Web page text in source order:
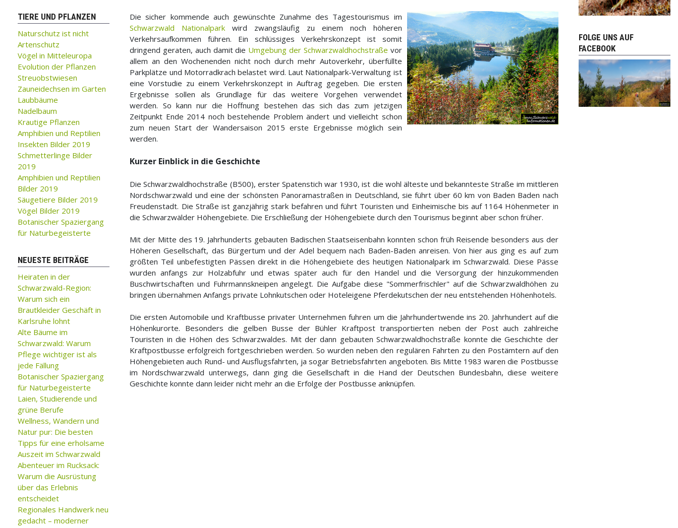
TIERE UND PFLANZEN
Naturschutz ist nicht
Artenschutz
Vögel in Mitteleuropa
Evolution der Pflanzen
Streuobstwiesen
Zauneidechsen im Garten
Laubbäume
Nadelbaum
Krautige Pflanzen
Amphibien und Reptilien
Insekten Bilder 2019
Schmetterlinge Bilder
2019
Amphibien und Reptilien
Bilder 2019
Säugetiere Bilder 2019
Vögel Bilder 2019
Botanischer Spaziergang
für Naturbegeisterte
NEUESTE BEITRÄGE
Heiraten in der
Schwarzwald-Region:
Warum sich ein
Brautkleider Geschäft in
Karlsruhe lohnt
Alte Bäume im
Schwarzwald: Warum
Pflege wichtiger ist als
jede Fällung
Botanischer Spaziergang
für Naturbegeisterte
Laien, Studierende und
grüne Berufe
Wellness, Wandern und
Natur pur: Die besten
Tipps für eine erholsame
Auszeit im Schwarzwald
Abenteuer im Rucksack:
Warum die Ausrüstung
über das Erlebnis
entscheidet
Regionales Handwerk neu
gedacht – moderner
Die sicher kommende auch gewünschte Zunahme des Tagestourismus im
Schwarzwald Nationalpark wird zwangsläufig zu einem noch höheren
Verkehrsaufkommen führen. Ein schlüssiges Verkehrskonzept ist somit
dringend geraten, auch damit die Umgebung der Schwarzwaldhochstraße vor
allem an den Wochenenden nicht noch durch mehr Autoverkehr, überfüllte
Parkplätze und Motorradkrach belastet wird. Laut Nationalpark-Verwaltung ist
eine Vorstudie zu einem Verkehrskonzept in Auftrag gegeben. Die ersten
Ergebnisse sollen als Grundlage für das weitere Vorgehen verwendet
werden. So kann nur die Hoffnung bestehen das sich das zum jetzigen
Zeitpunkt Ende 2014 noch bestehende Problem ändert und vielleicht schon
zum neuen Start der Wandersaison 2015 erste Ergebnisse möglich sein
werden.
Kurzer Einblick in die Geschichte
Die Schwarzwaldhochstraße (B500), erster Spatenstich war 1930, ist die wohl älteste und bekannteste Straße im mittleren
Nordschwarzwald und eine der schönsten Panoramastraßen in Deutschland, sie führt über 60 km von Baden Baden nach
Freudenstadt. Die Straße ist ganzjährig stark befahren und führt Touristen und Einheimische bis auf 1164 Höhenmeter in
die Schwarzwälder Höhengebiete. Die Erschließung der Höhengebiete durch den Tourismus beginnt aber schon früher.
Mit der Mitte des 19. Jahrhunderts gebauten Badischen Staatseisenbahn konnten schon früh Reisende besonders aus der
Höheren Gesellschaft, das Bürgertum und der Adel bequem nach Baden-Baden anreisen. Von hier aus ging es auf zum
größten Teil unbefestigten Pässen direkt in die Höhengebiete des heutigen Nationalpark im Schwarzwald. Diese Pässe
wurden anfangs zur Holzabfuhr und etwas später auch für den Handel und die Versorgung der hinzukommenden
Buschwirtschaften und Fuhrmannskneipen angelegt. Die Aufgabe diese "Sommerfrischler" auf die Schwarzwaldhöhen zu
bringen übernahmen Anfangs private Lohnkutschen oder Hoteleigene Pferdekutschen der neu entstehenden Höhenhotels.
Die ersten Automobile und Kraftbusse privater Unternehmen fuhren um die Jahrhundertwende ins 20. Jahrhundert auf die
Höhenkurorte. Besonders die gelben Busse der Bühler Kraftpost transportierten neben der Post auch zahlreiche
Touristen in die Höhen des Schwarzwaldes. Mit der dann gebauten Schwarzwaldhochstraße konnte die Geschichte der
Kraftpostbusse erfolgreich fortgeschrieben werden. So wurden neben den regulären Fahrten zu den Postämtern auf den
Höhengebieten auch Rund- und Ausflugsfahrten, ja sogar Betriebsfahrten angeboten. Bis Mitte 1983 waren die Postbusse
im Nordschwarzwald unterwegs, dann ging die Gesellschaft in die Hand der Deutschen Bundesbahn, diese weitere
Geschichte konnte dann leider nicht mehr an die Erfolge der Postbusse anknüpfen.
FOLGE UNS AUF
FACEBOOK